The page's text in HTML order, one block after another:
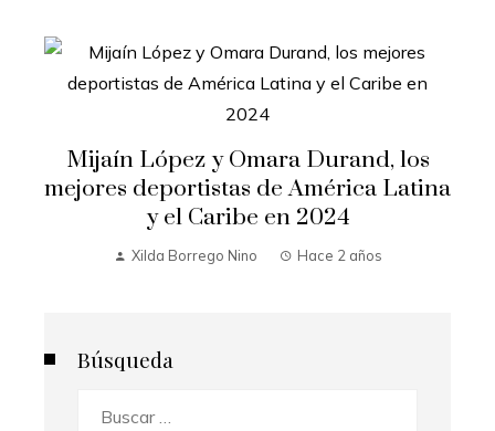
Mijaín López y Omara Durand, los
mejores deportistas de América Latina
y el Caribe en 2024
Xilda Borrego Nino Hace 2 años
Búsqueda